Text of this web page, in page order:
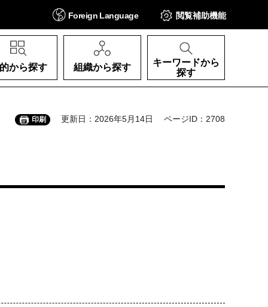
Foreign Language 閲覧補助機能
から探す 組織から探す
キーワードから
探す
印刷 更新日：2026年5月14日 ページID：2708